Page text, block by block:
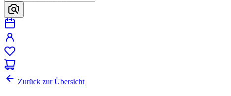
Zurück zur Übersicht